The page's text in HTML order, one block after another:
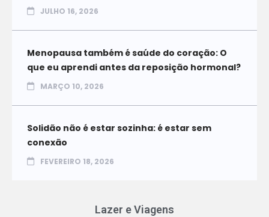
JULHO 16, 2026
Menopausa também é saúde do coração: O
que eu aprendi antes da reposição hormonal?
MARÇO 10, 2026
Solidão não é estar sozinha: é estar sem
conexão
FEVEREIRO 18, 2026
Lazer e Viagens